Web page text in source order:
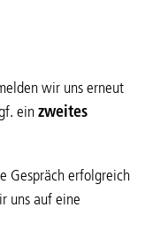
wir uns erneut
einzweites
Gespräch erfolgreich
uns auf eine